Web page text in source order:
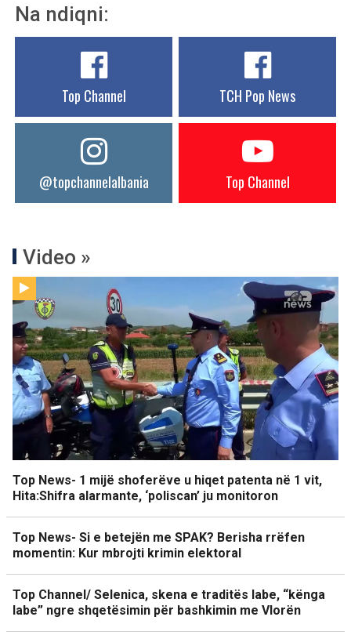
Na ndiqni:
Top Channel TCH Pop News
@topchannelalbania Top Channel
Video »
Top News- 1 mijë shoferëve u hiqet patenta në 1 vit,
Hita:Shifra alarmante, ‘poliscan’ ju monitoron
Top News- Si e betejën me SPAK? Berisha rrëfen
momentin: Kur mbrojti krimin elektoral
Top Channel/ Selenica, skena e traditës labe, “kënga
labe” ngre shqetësimin për bashkimin me Vlorën